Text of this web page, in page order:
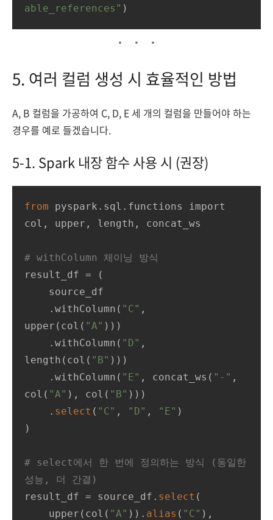
able_references" )
5. 여러 컬럼 생성 시 효율적인 방법
A, B 컬럼을 가공하여 C, D, E 세 개의 컬럼을 만들어야 하는
경우를 예로 들겠습니다.
5-1. Spark 내장 함수 사용 시 (권장)
from pyspark.sql.functions import
col, upper, length, concat_ws
# withColumn 체이닝 방식
result_df = (
    .withColumn(
"C" ,
upper(col( "A" )))
    .withColumn(
"D" ,
length(col( "B" )))
    .withColumn(
"E" , concat_ws( "-" ,
col( "A" ), col( "B" )))
    .
select ( "C" , "D" , "E" )
)
# select에서 한 번에 정의하는 방식 (동일한
성능, 더 간결)
result_df = source_df. select (
    upper(col(
"A" )). alias ( "C" ),